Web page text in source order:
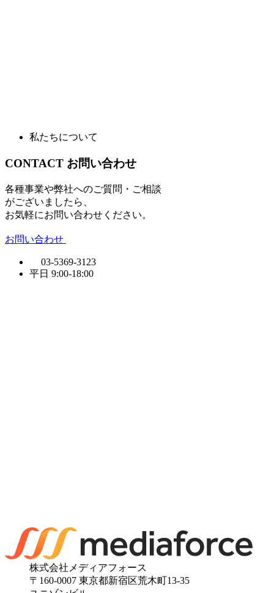
私たちについて
CONTACT お問い合わせ
各種事業や弊社へのご質問・ご相談
がございましたら、
お気軽にお問い合わせください。
お問い合わせ
03-5369-3123
平日 9:00-18:00
株式会社メディアフォース
〒160-0007 東京都新宿区荒木町13-35